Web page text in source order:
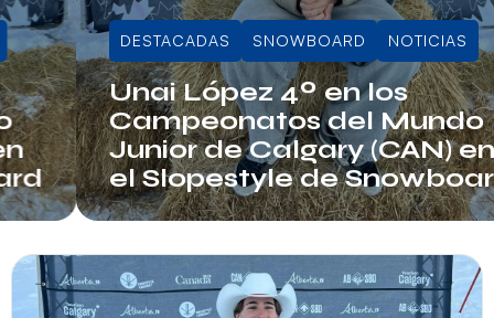
DESTACADAS SNOWBOARD NOTICIAS
Unai López 4º en los
Campeonatos del Mundo
Junior de Calgary (CAN) en
el Slopestyle de Snowboard
Info RFEDI